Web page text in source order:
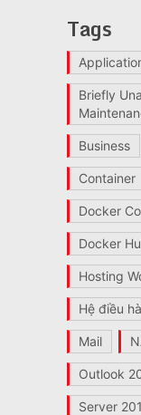
Tags
Briefly
Business
Container
Docker
Docker
Hosting
Hệ điều
Mail
Outlook
Server